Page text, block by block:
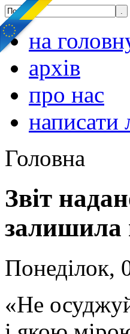
на
архів
про нас
написати
Головна
Звіт
залишила
Понеділок,
«Не